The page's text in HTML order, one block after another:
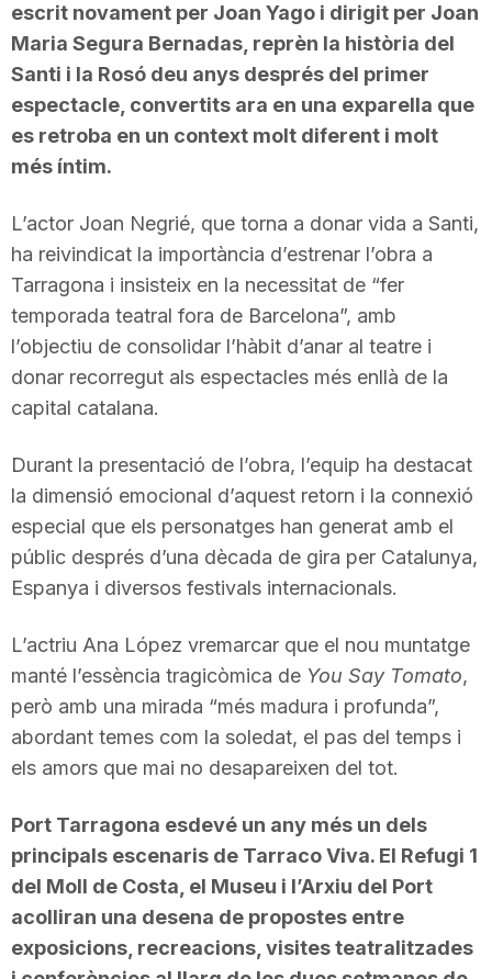
escrit novament per Joan Yago i dirigit per Joan
Maria Segura Bernadas, reprèn la història del
Santi i la Rosó deu anys després del primer
espectacle, convertits ara en una exparella que
es retroba en un context molt diferent i molt
més íntim.
L’actor Joan Negrié, que torna a donar vida a Santi,
ha reivindicat la importància d’estrenar l’obra a
Tarragona i insisteix en la necessitat de “fer
temporada teatral fora de Barcelona”, amb
l’objectiu de consolidar l’hàbit d’anar al teatre i
donar recorregut als espectacles més enllà de la
capital catalana.
Durant la presentació de l’obra, l’equip ha destacat
la dimensió emocional d’aquest retorn i la connexió
especial que els personatges han generat amb el
públic després d’una dècada de gira per Catalunya,
Espanya i diversos festivals internacionals.
L’actriu Ana López vremarcar que el nou muntatge
manté l’essència tragicòmica de You Say Tomato,
però amb una mirada “més madura i profunda”,
abordant temes com la soledat, el pas del temps i
els amors que mai no desapareixen del tot.
Port Tarragona esdevé un any més un dels
principals escenaris de Tarraco Viva. El Refugi 1
del Moll de Costa, el Museu i l’Arxiu del Port
acolliran una desena de propostes entre
exposicions, recreacions, visites teatralitzades